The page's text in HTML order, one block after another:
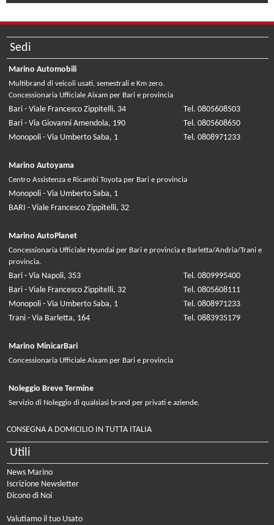
Sedi
Marino Automobili
Multibrand di veicoli usati, semestrali e Km zero.
Concessionaria Ufficiale Aixam per Bari e provincia
Bari - Viale Francesco Zippitelli, 34
Tel. 0805608503
Bari - Via Giovanni Amendola, 190
Tel. 0805608650
Monopoli - Via Umberto Saba, 1
Tel. 0808971233
Marino Autoyama
Centro Assistenza e Ricambi Toyota per Bari e provincia
Monopoli - Via Umberto Saba, 1
BARI - Viale Francesco Zippitelli, 32
Marino AutoPlanet
Concessionaria Ufficiale Hyundai per Bari e provincia e Barletta/Andria/Trani e
provincia.
Bari - Via Napoli, 353
Tel. 0809995400
Bari - Viale Francesco Zippitelli, 32
Tel. 0805608111
Monopoli - Via Umberto Saba, 1
Tel. 0808971233
Trani - Via Barletta, 164
Tel. 0883935179
Marino MinicarBari
Concessionaria Ufficiale Aixam per Bari e provincia
Noleggio Breve Termine
Servizio di Noleggio di qualsiasi brand per privati e aziende.
CONSEGNA A DOMICILIO IN TUTTA ITALIA
Utili
News Marino
Iscrizione Newsletter
Dicono di Noi
Valutiamo il tuo Usato